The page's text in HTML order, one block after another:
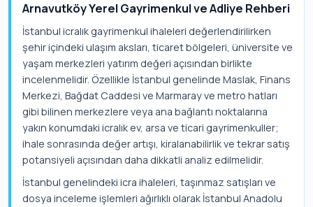
Arnavutköy Yerel Gayrimenkul ve Adliye Rehberi
İstanbul icralık gayrimenkul ihaleleri değerlendirilirken
şehir içindeki ulaşım aksları, ticaret bölgeleri, üniversite ve
yaşam merkezleri yatırım değeri açısından birlikte
incelenmelidir. Özellikle İstanbul genelinde Maslak, Finans
Merkezi, Bağdat Caddesi ve Marmaray ve metro hatları
gibi bilinen merkezlere veya ana bağlantı noktalarına
yakın konumdaki icralık ev, arsa ve ticari gayrimenkuller;
ihale sonrasında değer artışı, kiralanabilirlik ve tekrar satış
potansiyeli açısından daha dikkatli analiz edilmelidir.
İstanbul genelindeki icra ihaleleri, taşınmaz satışları ve
dosya inceleme işlemleri ağırlıklı olarak İstanbul Anadolu